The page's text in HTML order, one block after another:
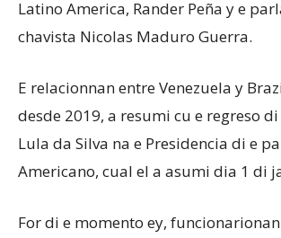
Latino America, Rander Peña y e
chavista Nicolas Maduro Guerra.
E relacionnan entre Venezuela y
desde 2019, a resumi cu e regreso
Lula da Silva na e Presidencia di e
Americano, cual el a asumi dia 1 di
For di e momento ey,